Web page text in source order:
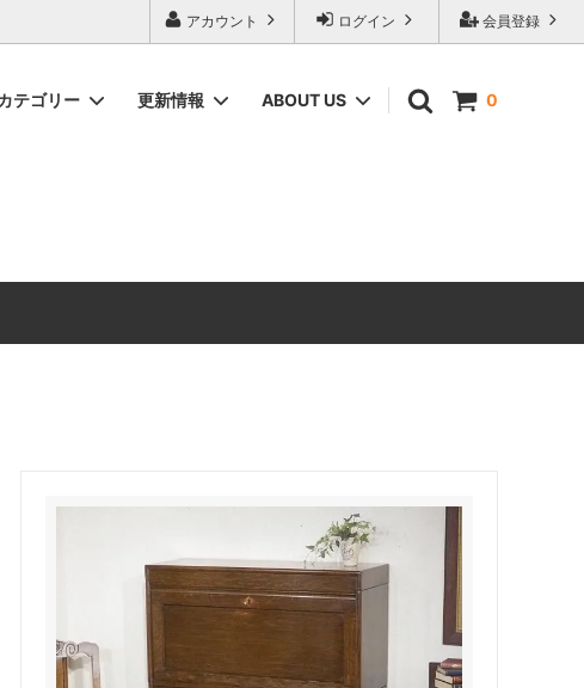
会員登録
ログイン
アカウント
0
テゴリー 更新情報 ABOUT US
ティーク家具